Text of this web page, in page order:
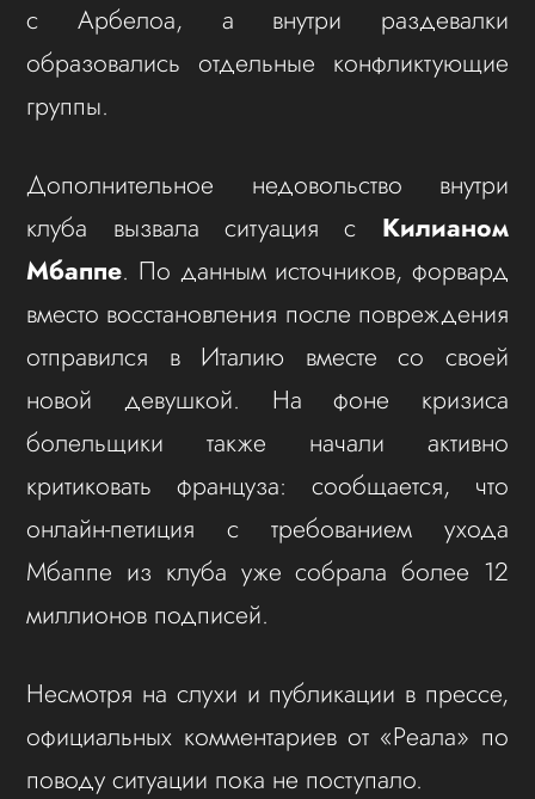
с Арбелоа, а внутри раздевалки
образовались отдельные конфликтующие
группы.
Дополнительное недовольство внутри
клуба вызвала ситуация с Килианом
Мбаппе. По данным источников, форвард
вместо восстановления после повреждения
отправился в Италию вместе со своей
новой девушкой. На фоне кризиса
болельщики также начали активно
критиковать француза: сообщается, что
онлайн-петиция с требованием ухода
Мбаппе из клуба уже собрала более 12
миллионов подписей.
Несмотря на слухи и публикации в прессе,
официальных комментариев от «Реала» по
поводу ситуации пока не поступало.